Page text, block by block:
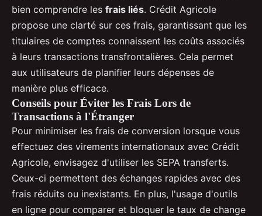
bien comprendre les frais liés. Crédit Agricole
propose une clarté sur ces frais, garantissant que les
titulaires de comptes connaissent les coûts associés
à leurs transactions transfrontalières. Cela permet
aux utilisateurs de planifier leurs dépenses de
manière plus efficace.
Conseils pour Éviter les Frais Lors de
Transactions à l'Étranger
Pour minimiser les frais de conversion lorsque vous
effectuez des virements internationaux avec Crédit
Agricole, envisagez d'utiliser les SEPA transferts.
Ceux-ci permettent des échanges rapides avec des
frais réduits ou inexistants. En plus, l'usage d'outils
en ligne pour comparer et bloquer le taux de change